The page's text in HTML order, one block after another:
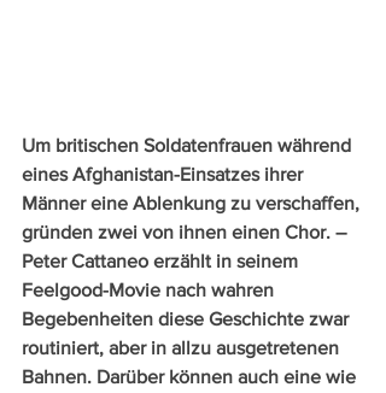
Um britischen Soldatenfrauen während
eines Afghanistan-Einsatzes ihrer
Männer eine Ablenkung zu verschaffen,
gründen zwei von ihnen einen Chor. –
Peter Cattaneo erzählt in seinem
Feelgood-Movie nach wahren
Begebenheiten diese Geschichte zwar
routiniert, aber in allzu ausgetretenen
Bahnen. Darüber können auch eine wie